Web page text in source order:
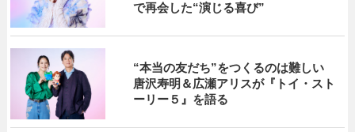
で再会した“演じる喜び”
“本当の友だち”をつくるのは難しい
唐沢寿明＆広瀬アリスが『トイ・スト
ーリー５』を語る